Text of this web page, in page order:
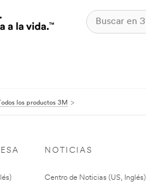
Todos los productos 3M
NOTICIAS
Centro de Noticias (US, Inglés)